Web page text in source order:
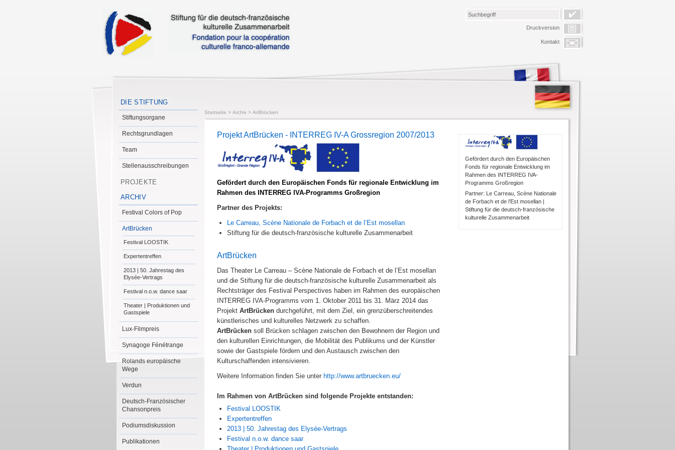
Druckversion
Kontakt
DIE STIFTUNG
Stiftungsorgane
Rechtsgrundlagen
Team
Stellenausschreibungen
PROJEKTE
ARCHIV
Festival Colors of Pop
ArtBrücken
Festival LOOSTIK
Expertentreffen
2013 | 50. Jahrestag des
Elysée-Vertrags
Festival n.o.w. dance saar
Theater | Produktionen und
Gastspiele
Lux-Filmpreis
Synagoge Fénétrange
Rolands europäische
Wege
Verdun
Deutsch-Französischer
Chansonpreis
Podiumsdiskussion
Publikationen
Startseite > Archiv > ArtBrücken
Projekt ArtBrücken - INTERREG IV-A Grossregion 2007/2013
Gefördert durch den Europäischen Fonds für regionale Entwicklung im
Rahmen des INTERREG IVA-Programms Großregion
Partner des Projekts:
Le Carreau, Scène Nationale de Forbach et de l’Est mosellan
Stiftung für die deutsch-französische kulturelle Zusammenarbeit
ArtBrücken
Das Theater Le Carreau – Scène Nationale de Forbach et de l’Est mosellan
und die Stiftung für die deutsch-französische kulturelle Zusammenarbeit als
Rechtsträger des Festival Perspectives haben im Rahmen des europäischen
INTERREG IVA-Programms vom 1. Oktober 2011 bis 31. März 2014 das
Projekt ArtBrücken durchgeführt, mit dem Ziel, ein grenzüberschreitendes
künstlerisches und kulturelles Netzwerk zu schaffen.
ArtBrücken soll Brücken schlagen zwischen den Bewohnern der Region und
den kulturellen Einrichtungen, die Mobilität des Publikums und der Künstler
sowie der Gastspiele fördern und den Austausch zwischen den
Kulturschaffenden intensivieren.
Weitere Information finden Sie unter http://www.artbruecken.eu/
Im Rahmen von ArtBrücken sind folgende Projekte entstanden:
Festival LOOSTIK
Expertentreffen
2013 | 50. Jahrestag des Elysée-Vertrags
Festival n.o.w. dance saar
Gefördert durch den Europäischen
Fonds für regionale Entwicklung im
Rahmen des INTERREG IVA-
Programms Großregion
Partner: Le Carreau, Scène Nationale
de Forbach et de l’Est mosellan |
Stiftung für die deutsch-französische
kulturelle Zusammenarbeit